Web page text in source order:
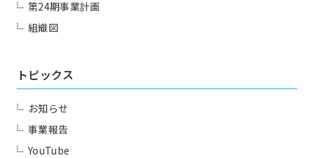
第24期事業計画
組織図
トピックス
お知らせ
事業報告
YouTube